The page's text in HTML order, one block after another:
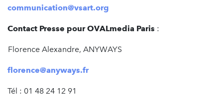
communication@vsart.org
Contact Presse pour OVALmedia Paris :
Florence Alexandre, ANYWAYS
florence@anyways.fr
Tél : 01 48 24 12 91